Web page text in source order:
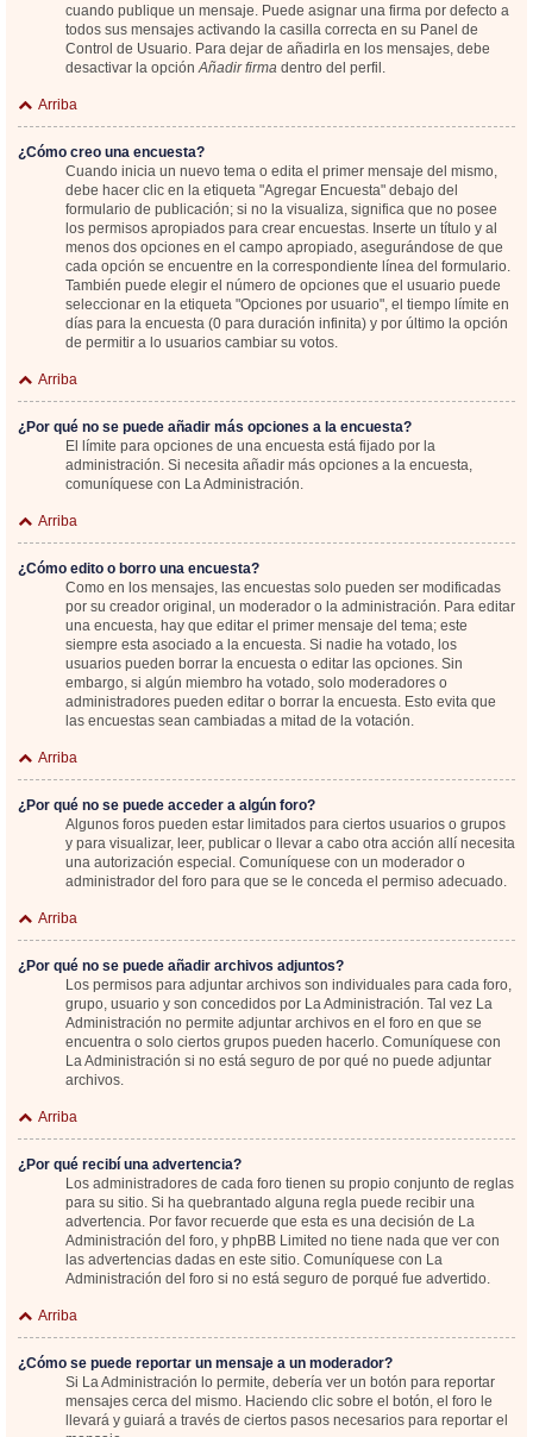
cuando publique un mensaje. Puede asignar una firma por defecto a
todos sus mensajes activando la casilla correcta en su Panel de
Control de Usuario. Para dejar de añadirla en los mensajes, debe
desactivar la opciónAñadir firma dentro del perfil.
Arriba
¿Cómo creo una encuesta?
Cuando inicia un nuevo tema o edita el primer mensaje del mismo,
debe hacer clic en la etiqueta "Agregar Encuesta" debajo del
formulario de publicación; si no la visualiza, significa que no posee
los permisos apropiados para crear encuestas. Inserte un título y al
menos dos opciones en el campo apropiado, asegurándose de que
cada opción se encuentre en la correspondiente línea del formulario.
También puede elegir el número de opciones que el usuario puede
seleccionar en la etiqueta "Opciones por usuario", el tiempo límite en
días para la encuesta (0 para duración infinita) y por último la opción
de permitir a lo usuarios cambiar su votos.
Arriba
¿Por qué no se puede añadir más opciones a la encuesta?
El límite para opciones de una encuesta está fijado por la
administración. Si necesita añadir más opciones a la encuesta,
comuníquese con La Administración.
Arriba
¿Cómo edito o borro una encuesta?
Como en los mensajes, las encuestas solo pueden ser modificadas
por su creador original, un moderador o la administración. Para editar
una encuesta, hay que editar el primer mensaje del tema; este
siempre esta asociado a la encuesta. Si nadie ha votado, los
usuarios pueden borrar la encuesta o editar las opciones. Sin
embargo, si algún miembro ha votado, solo moderadores o
administradores pueden editar o borrar la encuesta. Esto evita que
las encuestas sean cambiadas a mitad de la votación.
Arriba
¿Por qué no se puede acceder a algún foro?
Algunos foros pueden estar limitados para ciertos usuarios o grupos
y para visualizar, leer, publicar o llevar a cabo otra acción allí necesita
una autorización especial. Comuníquese con un moderador o
administrador del foro para que se le conceda el permiso adecuado.
Arriba
¿Por qué no se puede añadir archivos adjuntos?
Los permisos para adjuntar archivos son individuales para cada foro,
grupo, usuario y son concedidos por La Administración. Tal vez La
Administración no permite adjuntar archivos en el foro en que se
encuentra o solo ciertos grupos pueden hacerlo. Comuníquese con
La Administración si no está seguro de por qué no puede adjuntar
archivos.
Arriba
¿Por qué recibí una advertencia?
Los administradores de cada foro tienen su propio conjunto de reglas
para su sitio. Si ha quebrantado alguna regla puede recibir una
advertencia. Por favor recuerde que esta es una decisión de La
Administración del foro, y phpBB Limited no tiene nada que ver con
las advertencias dadas en este sitio. Comuníquese con La
Administración del foro si no está seguro de porqué fue advertido.
Arriba
¿Cómo se puede reportar un mensaje a un moderador?
Si La Administración lo permite, debería ver un botón para reportar
mensajes cerca del mismo. Haciendo clic sobre el botón, el foro le
llevará y guiará a través de ciertos pasos necesarios para reportar el